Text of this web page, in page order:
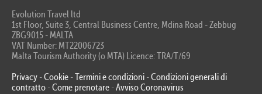
Evolution Travel ltd
1st Floor, Suite 3, Central Business Centre, Mdina Road - Zebbug
ZBG9015 - MALTA
VAT Number: MT22006723
Malta Tourism Authority (o MTA) Licence: TRA/T/69
Privacy -Cookie -Termini e condizioni -Condizioni generali di
contratto -Come prenotare -Avviso Coronavirus